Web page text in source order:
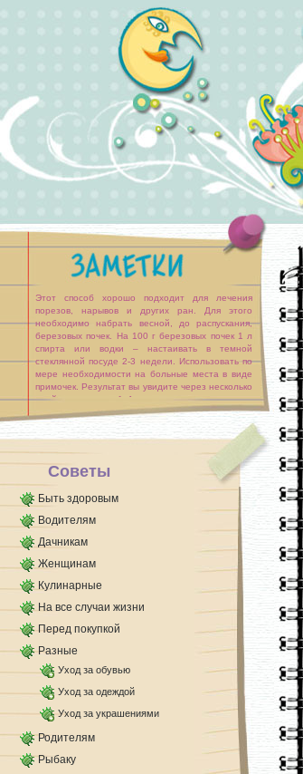
Этот способ хорошо подходит для лечения
порезов, нарывов и других ран. Для этого
необходимо набрать весной, до распускания,
березовых почек. На 100 г березовых почек 1 л
спирта или водки – настаивать в темной
стеклянной посуде 2-3 недели. Использовать по
мере необходимости на больные места в виде
примочек. Результат вы увидите через несколько
дней применения. [...]
Советы
Быть здоровым
Водителям
Дачникам
Женщинам
Кулинарные
На все случаи жизни
Перед покупкой
Разные
Уход за обувью
Уход за одеждой
Уход за украшениями
Родителям
Рыбаку